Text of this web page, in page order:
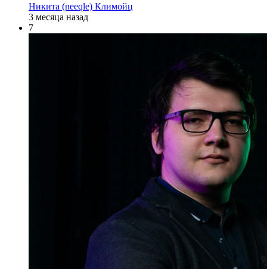
Никита (neeqle) Климойц
3 месяца назад
7